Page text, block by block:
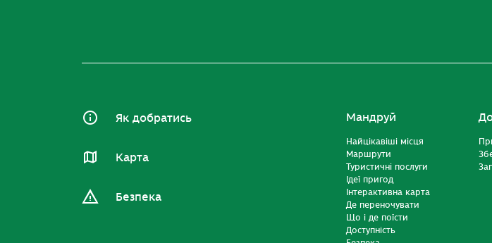
Як добратись
Карта
Безпека
Мандруй
Найцікавіші місця
Маршрути
Туристичні послуги
Ідеї пригод
Інтерактивна карта
Де переночувати
Що і де поїсти
Доступність